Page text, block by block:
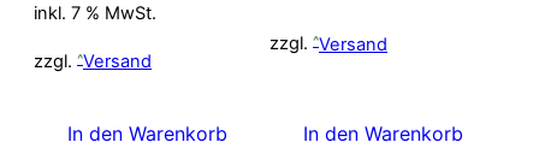
inkl. 7 % MwSt.
zzgl. Versand
In den Warenkorb
zzgl. Versand
In den Warenkorb